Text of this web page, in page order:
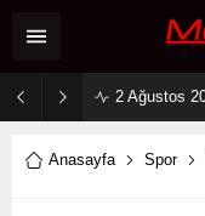
Anasayfa Spor